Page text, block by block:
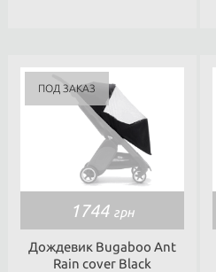
1744 грн
Дождевик Bugaboo Ant
Rain cover Black